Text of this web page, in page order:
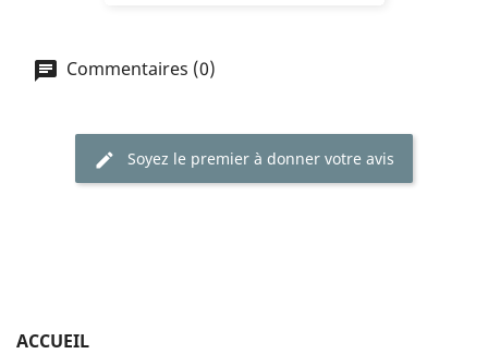
Commentaires (0)
Soyez le premier à donner votre avis
ACCUEIL